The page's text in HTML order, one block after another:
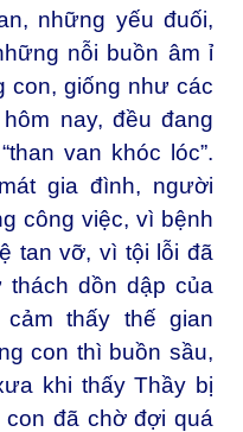
những yếu đuối,
nỗi buồn âm ỉ
con, giống như các
nay, đều đang
van khóc lóc”.
gia đình, người
công việc, vì bệnh
tan vỡ, vì tội lỗi đã
dồn dập của
thấy thế gian
con thì buồn sầu,
khi thấy Thầy bị
con đã chờ đợi quá